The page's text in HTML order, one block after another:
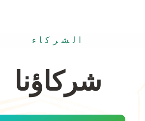
الشركاء
شركاؤنا